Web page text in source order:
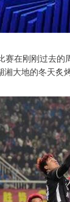
赛在刚刚过去
大地的冬天炙